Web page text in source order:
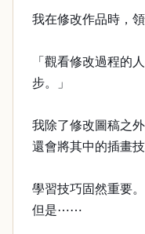
我在修改作品時，
「觀看修改過程的
步。」
我除了修改圖稿之外
還會將其中的插畫
學習技巧固然重要。
但是⋯⋯